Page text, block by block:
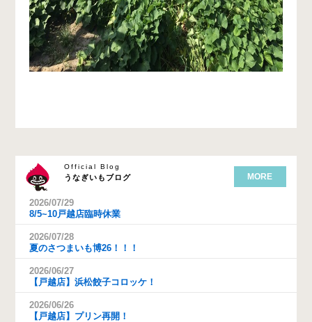
うなぎいもブログ
Official Blog
MORE
2026/07/29
8/5~10戸越店臨時休業
2026/07/28
夏のさつまいも博26！！！
2026/06/27
【戸越店】浜松餃子コロッケ！
2026/06/26
【戸越店】プリン再開！